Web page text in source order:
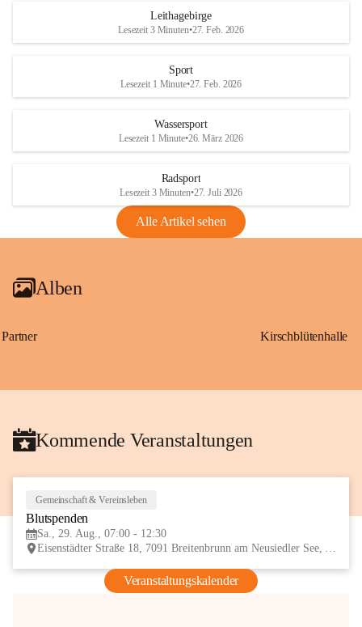
Maßnahmen zur Bekämpfung
Rebe und der Amerikanischen
Anhang VBl. EU Nr. 18
1 Seite•1,4 MB
VBl. EU Nr. 18_2026
Leithagebirge
Lesezeit 3 Minuten•27. Feb. 2026
Sport
Lesezeit 1 Minute•27. Feb. 2026
Wassersport
Lesezeit 1 Minute•26. März 2026
Radsport
Lesezeit 3 Minuten•27. Juli 2026
Alle Artikel sehen
Alben
Partner Kirschblütenhalle
Kommende Veranstaltungen
Gemeinschaft & Vereinsleben
Blutspenden
Sa., 29. Aug., 07:00 - 12:30
Eisenstädter Straße 18, 7091 Breitenbrunn am Neusiedler See, AUT
Veranstaltungskalender